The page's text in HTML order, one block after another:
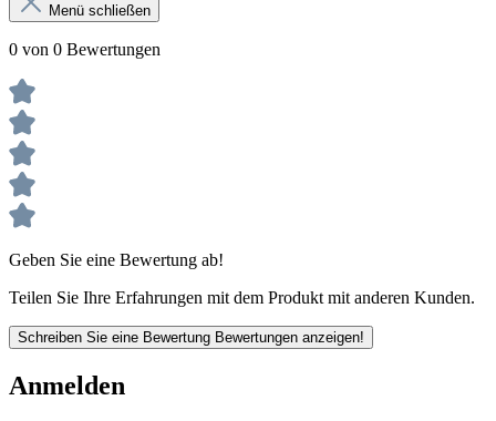
Menü schließen
0 von 0 Bewertungen
Geben Sie eine Bewertung ab!
Teilen Sie Ihre Erfahrungen mit dem Produkt mit anderen Kunden.
Schreiben Sie eine Bewertung Bewertungen anzeigen!
Anmelden